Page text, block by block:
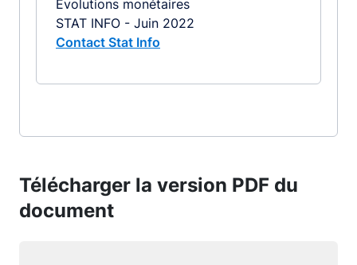
Évolutions monétaires
STAT INFO - Juin 2022
Contact Stat Info
Télécharger la version PDF du
document